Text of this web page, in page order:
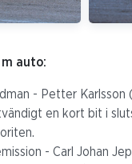
m auto:
- Petter Karlsson
en kort bit i
- Carl Johan